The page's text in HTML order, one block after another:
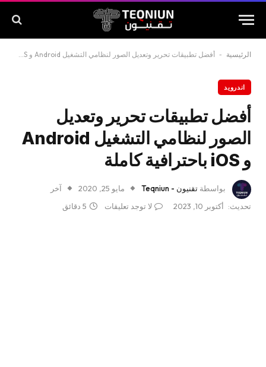
الرئيسية - أفضل تطبيقات تحرير وتعديل الصور لنظامي التشغيل Android و iOS باحترافية كاملة
اندرويد
أفضل تطبيقات تحرير وتعديل
الصور لنظامي التشغيل Android
و iOS باحترافية كاملة
بواسطة تقنيون - Teqniun مايو 25, 2020
آخر
تحديث:
أكتوبر 10, 2023 لا توجد تعليقات 5 دقائق